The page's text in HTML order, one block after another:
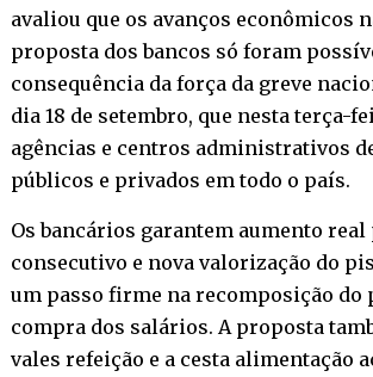
avaliou que os avanços econômicos
proposta dos bancos só foram
consequência da força da greve
dia 18 de setembro, que nesta terça-
agências e centros administrativos
públicos e privados em todo o país.
Os bancários garantem aumento real
consecutivo e nova valorização do
um passo firme na recomposição do
compra dos salários. A proposta
vales refeição e a cesta alimentação